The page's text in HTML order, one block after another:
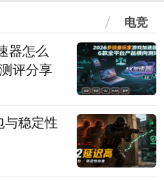
电竞
器怎么
评分享
稳定性